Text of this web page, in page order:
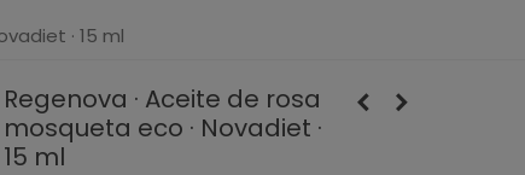
· 15 ml
Regenova · Aceite de rosa
mosqueta eco · Novadiet ·
15 ml